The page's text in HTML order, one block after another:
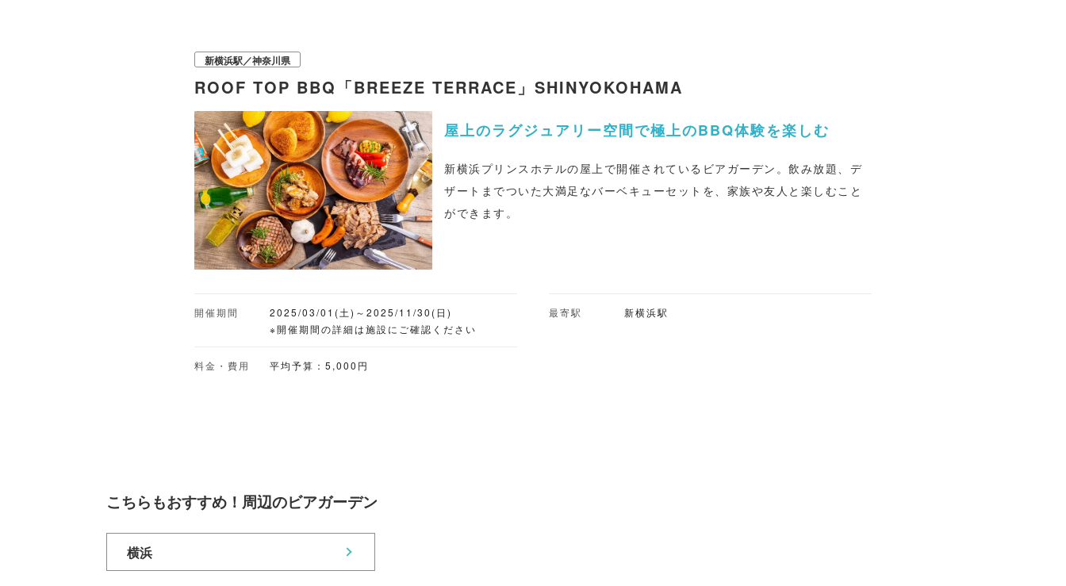
新横浜駅／神奈川県
ROOF TOP BBQ「BREEZE TERRACE」SHINYOKOHAMA
屋上のラグジュアリー空間で極上のBBQ体験を楽しむ
新横浜プリンスホテルの屋上で開催されているビアガーデン。飲み放題、デ
ザートまでついた大満足なバーベキューセットを、家族や友人と楽しむこと
ができます。
開催期間
2025/03/01(土)～2025/11/30(日)
※開催期間の詳細は施設にご確認ください
最寄駅 新横浜駅
料金・費用 平均予算：5,000円
こちらもおすすめ！周辺のビアガーデン
横浜